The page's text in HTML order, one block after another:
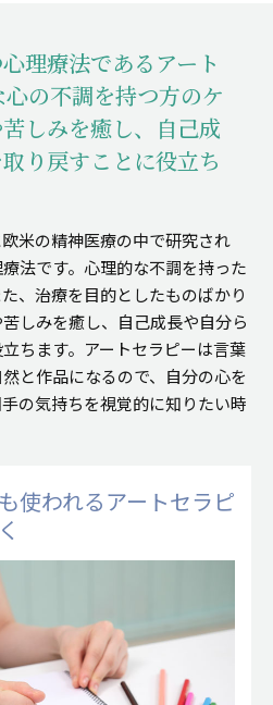
理療法であるアート
の不調を持つ方のケ
しみを癒し、
自己成
り戻すことに役立ち
米の精神医療の中で研究され
法です。心理的な不調を持った
、治療を目的としたものばかり
しみを癒し、自己成長や自分ら
ちます。アートセラピーは言葉
と作品になるので、自分の心を
の気持ちを視覚的に知りたい時
使われるアートセラピ